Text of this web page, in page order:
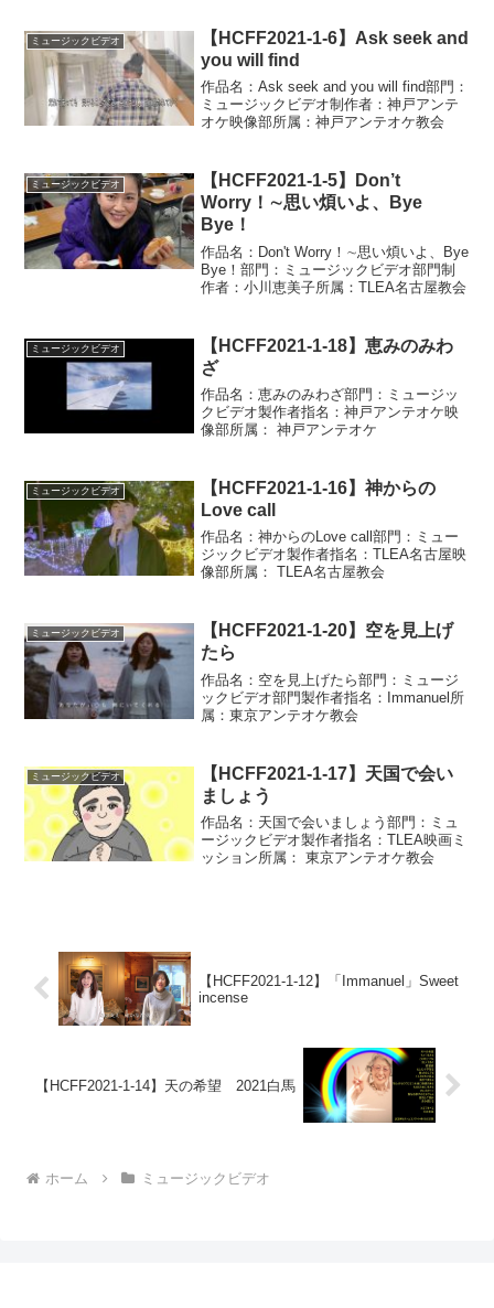
ミュージックビデオ
【HCFF2021-1-6】Ask seek and
you will find
作品名：Ask seek and you will find部門：
ミュージックビデオ制作者：神戸アンテ
オケ映像部所属：神戸アンテオケ教会
ミュージックビデオ
【HCFF2021-1-5】Don’t
Worry！∼思い煩いよ、Bye
Bye！
作品名：Don't Worry！∼思い煩いよ、Bye
Bye！部門：ミュージックビデオ部門制
作者：小川恵美子所属：TLEA名古屋教会
ミュージックビデオ
【HCFF2021-1-18】恵みのみわ
ざ
作品名：恵みのみわざ部門：ミュージッ
クビデオ製作者指名：神戸アンテオケ映
像部所属： 神戸アンテオケ
ミュージックビデオ
【HCFF2021-1-16】神からの
Love call
作品名：神からのLove call部門：ミュー
ジックビデオ製作者指名：TLEA名古屋映
像部所属： TLEA名古屋教会
ミュージックビデオ
【HCFF2021-1-20】空を見上げ
たら
作品名：空を見上げたら部門：ミュージ
ックビデオ部門製作者指名：Immanuel所
属：東京アンテオケ教会
ミュージックビデオ
【HCFF2021-1-17】天国で会い
ましょう
作品名：天国で会いましょう部門：ミュ
ージックビデオ製作者指名：TLEA映画ミ
ッション所属： 東京アンテオケ教会
【HCFF2021-1-12】「Immanuel」Sweet
incense
【HCFF2021-1-14】天の希望 2021白馬
ホーム ミュージックビデオ